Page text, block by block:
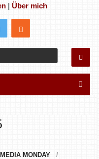
| Über mich
MEDIA MONDAY